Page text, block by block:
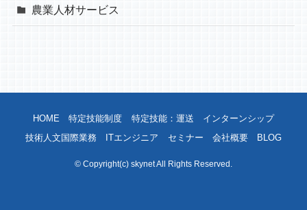
農業人材サービス
HOME 特定技能制度 特定技能：運送
インターンシップ
技術人文国際業務
ITエンジニア セミナー 会社概要 BLOG
© Copyright(c) skynet All Rights Reserved.